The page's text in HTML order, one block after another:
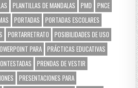
PLANTILLAS DE MANDALAS PMD
PNCE
PORTADAS
PORTADAS ESCOLARES
PORTARRETRATO
POSIBILIDADES DE USO
PARA PRÁCTICAS EDUCATIVAS
PRENDAS DE VESTIR
PRESENTACIONES PARA